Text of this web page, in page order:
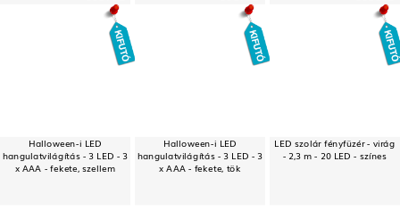
Halloween-i LED
hangulatvilágítás - 3 LED - 3
x AAA - fekete, szellem
Halloween-i LED
hangulatvilágítás - 3 LED - 3
x AAA - fekete, tök
LED szolár fényfüzér - virág
- 2,3 m - 20 LED - színes